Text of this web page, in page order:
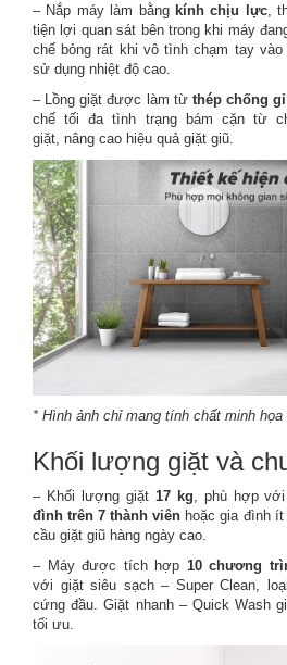
– Nắp máy làm bằng kính chịu lực,
tiện lợi quan sát bên trong khi máy
chế bỏng rát khi vô tình chạm tay
sử dụng nhiệt độ cao.
– Lồng giặt được làm từ thép chống
chế tối đa tình trạng bám cặn từ
giặt, nâng cao hiệu quả giặt giũ.
* Hình ảnh chỉ mang tính chất minh họa
Khối lượng giặt và
– Khối lượng giặt 17 kg , phù hợp
đình trên 7 thành viên hoặc gia đình
cầu giặt giũ hàng ngày cao.
– Máy được tích hợp 10 chương
với giặt siêu sạch – Super Clean,
cứng đầu. Giặt nhanh – Quick Wash
tối ưu.